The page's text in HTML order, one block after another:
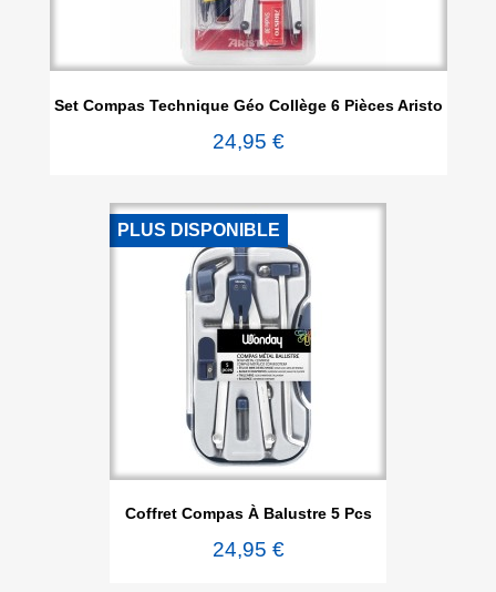
Set Compas Technique Géo Collège 6 Pièces Aristo
24,95 €
Coffret Compas À Balustre 5 Pcs
24,95 €
PLUS DISPONIBLE